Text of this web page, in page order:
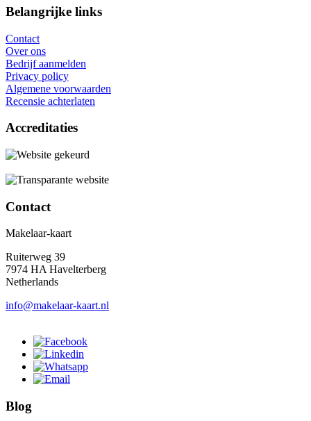
Belangrijke links
Contact
Over ons
Bedrijf aanmelden
Privacy policy
Algemene voorwaarden
Recensie achterlaten
Accreditaties
Contact
Makelaar-kaart
Ruiterweg 39
7974 HA Havelterberg
Netherlands
info@makelaar-kaart.nl
Blog